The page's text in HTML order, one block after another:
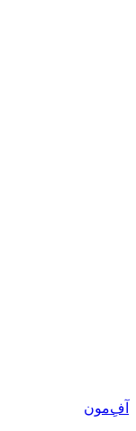
آفِ‌مون